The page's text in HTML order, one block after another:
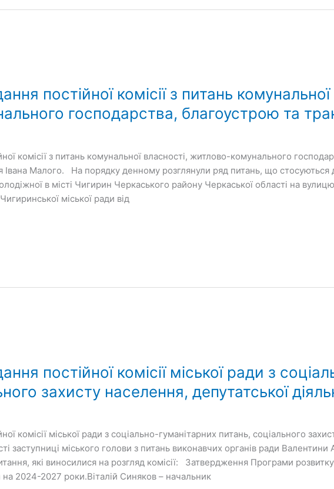
постійної комісії з питань
господарства, благоустрою та
комісії з питань комунальної власності, житлово-комунального
Івана Малого. На порядку денному розглянули ряд питань, що стосуються
в місті Чигирин Черкаського району Черкаської області на
міської ради від
постійної комісії міської ради з
захисту населення, депутатської
комісії міської ради з соціально-гуманітарних питань, соціального
заступниці міського голови з питань виконавчих органів ради Валентини
які виносилися на розгляд комісії: Затвердження Програми розвитку
на 2024-2027 роки.Віталій Синяков – начальник